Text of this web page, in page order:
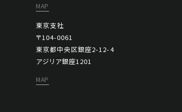
MAP
東京支社
〒104-0061
東京都中央区銀座2-12-4
アジリア銀座1201
MAP